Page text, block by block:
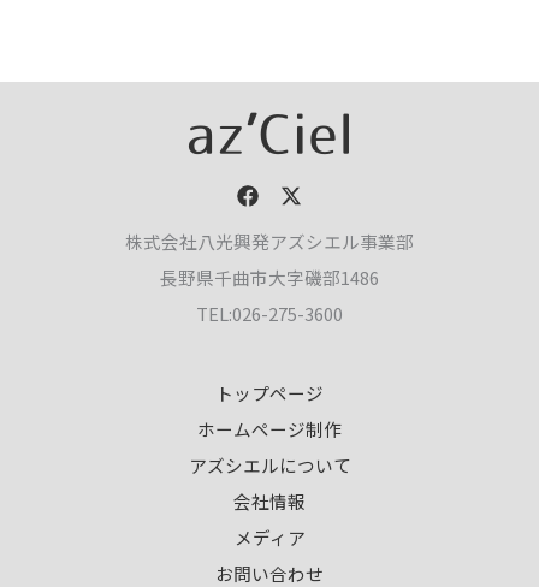
株式会社八光興発アズシエル事業部
長野県千曲市大字磯部1486
TEL:026-275-3600
トップページ
ホームページ制作
アズシエルについて
会社情報
メディア
お問い合わせ